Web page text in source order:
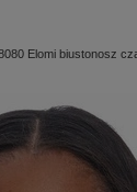
Elomi biustonosz